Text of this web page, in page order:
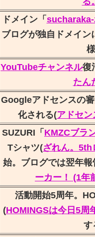
ドメイン「
ブログが独自ドメイン
YouTubeチャンネル復
たん
Googleアドセンスの
化される(アドセン
SUZURI「 KMZCブラ
Tシャツ(ざれん。5th
始。ブログでは翌年報
ーカー！ (1
活動開始5周年。
(HOMINGSは今日5周
す